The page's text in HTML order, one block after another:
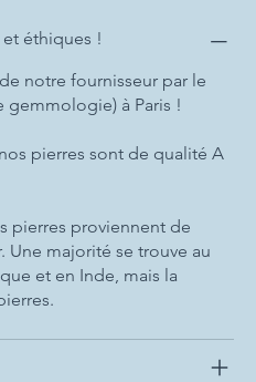
et éthiques !
notre fournisseur par le
gemmologie) à Paris !
pierres sont de qualité A
pierres proviennent de
majorité se trouve au
et en Inde, mais la